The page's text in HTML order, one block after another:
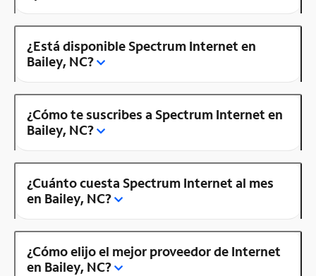
¿Está disponible Spectrum Internet en
Bailey, NC?
¿Cómo te suscribes a Spectrum Internet en
Bailey, NC?
¿Cuánto cuesta Spectrum Internet al mes
en Bailey, NC?
¿Cómo elijo el mejor proveedor de Internet
en Bailey, NC?